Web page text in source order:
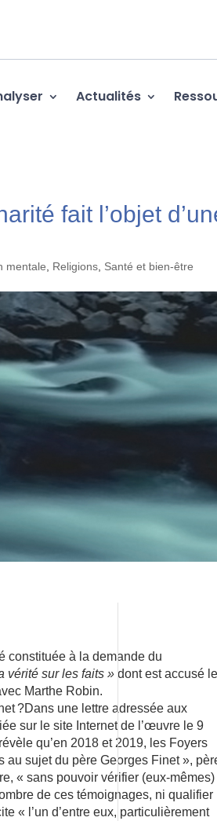
Actualités
fait l’objet
mentale Religions Santé et bien-être
constituée à la demande du
vérité sur les faits » dont est accusé le
Marthe Robin.
?Dans une lettre adressée aux
sur le site Internet de l’œuvre le 9
qu’en 2018 et 2019, les Foyers
sujet du père Georges Finet »,
« sans pouvoir vérifier (eux-mêmes)
de ces témoignages, ni qualifier
« l’un d’entre eux, particulièrement